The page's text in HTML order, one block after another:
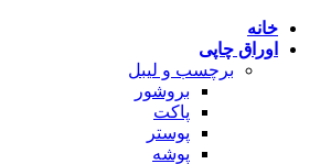
پرش
خانه
اوراق چاپی
برچسب و لیبل
بروشور
پاکت
پوستر
پوشه